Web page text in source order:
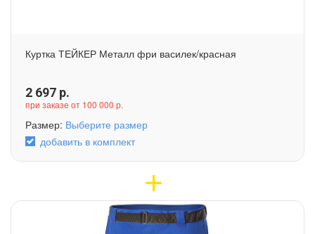
Куртка ТЕЙКЕР Металл фри василек/красная
2 697 р.
при заказе от 100 000 р.
Размер: Выберите размер
добавить в комплект